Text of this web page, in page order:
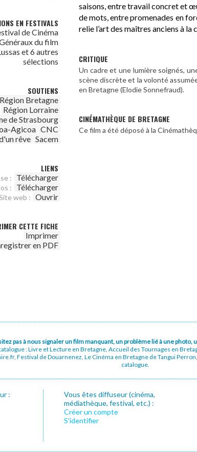
EN FESTIVALS
de Cinéma
du film
et 6 autres
sélections
SOUTIENS
Région Bretagne
Région Lorraine
de Strasbourg
Agicoa CNC
rêve Sacem
LIENS
: Télécharger
: Télécharger
web : Ouvrir
CETTE FICHE
Imprimer
en PDF
saisons, entre travail concret et
de mots, entre promenades en
relie l’art des maîtres anciens à
CRITIQUE
Un cadre et une lumière soignés,
scène discrète et la volonté
en Bretagne (Elodie Sonnefraud).
CINÉMATHÈQUE DE BRETAGNE
Ce film a été déposé à la
pas à nous signaler un film manquant, un problème lié à une
: Livre et Lecture en Bretagne, Accueil des Tournages en
Festival de Douarnenez, Le Cinéma en Bretagne de Tangui
catalogue.
:
Vous êtes diffuseur (cinéma,
médiathèque, festival, etc.) :
Créer un compte
S’identifier